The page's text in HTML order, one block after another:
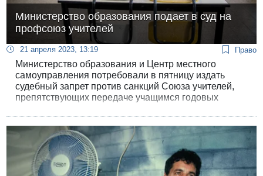
Министерство образования подает в суд на
профсоюз учителей
21 апреля 2023, 13:19 Право
Министерство образования и Центр местного
самоуправления потребовали в пятницу издать
судебный запрет против санкций Союза учителей,
препятствующих передаче учащимся годовых